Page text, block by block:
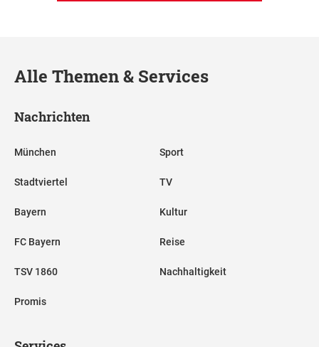
Alle Themen & Services
Nachrichten
München
Stadtviertel
Bayern
FC Bayern
TSV 1860
Promis
Sport
TV
Kultur
Reise
Nachhaltigkeit